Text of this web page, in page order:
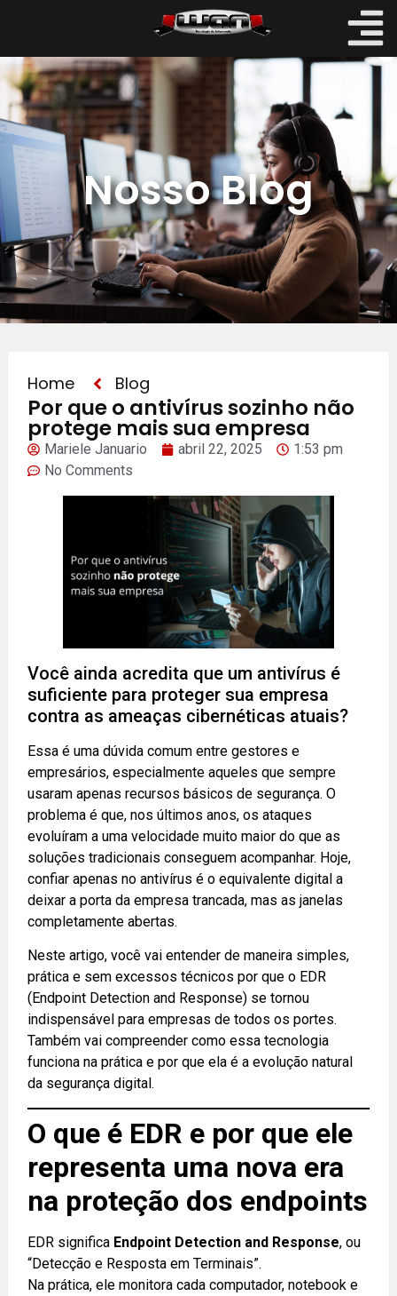
Nosso Blog
Home Blog
Por que o antivírus sozinho não
protege mais sua empresa
Mariele Januario abril 22, 2025
1:53 pm
No Comments
Você ainda acredita que um antivírus é
suficiente para proteger sua empresa
contra as ameaças cibernéticas atuais?
Essa é uma dúvida comum entre gestores e
empresários, especialmente aqueles que sempre
usaram apenas recursos básicos de segurança. O
problema é que, nos últimos anos, os ataques
evoluíram a uma velocidade muito maior do que as
soluções tradicionais conseguem acompanhar. Hoje,
confiar apenas no antivírus é o equivalente digital a
deixar a porta da empresa trancada, mas as janelas
completamente abertas.
Neste artigo, você vai entender de maneira simples,
prática e sem excessos técnicos por que o EDR
(Endpoint Detection and Response) se tornou
indispensável para empresas de todos os portes.
Também vai compreender como essa tecnologia
funciona na prática e por que ela é a evolução natural
da segurança digital.
O que é EDR e por que ele
representa uma nova era
na proteção dos endpoints
EDR significa Endpoint Detection and Response, ou
“Detecção e Resposta em Terminais”.
Na prática, ele monitora cada computador, notebook e